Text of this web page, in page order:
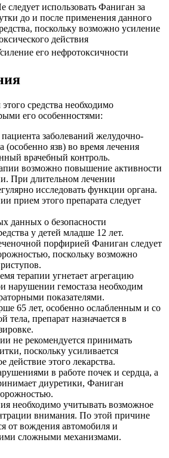
следует использовать Фаниган за
до и после применения данного
поскольку возможно усиление
действия
его нефротоксичности
средства необходимо
его особенностями:
заболеваний желудочно-
(особенно язв) во время лечения
врачебный контроль.
возможно повышение активности
При длительном лечении
исследовать функции органа.
прием этого препарата следует
данных о безопасности
у детей младше 12 лет.
порфирией Фаниган следует
поскольку возможно
терапии угнетает агрегацию
нарушении гемостаза необходим
показателями.
65 лет, особенно ослабленным и со
тела, препарат назначается в
не рекомендуется принимать
поскольку усиливается
действие этого лекарства.
в работе почек и сердца, а
диуретики, Фаниган
необходимо учитывать возможное
внимания. По этой причине
от вождения автомобиля и
сложными механизмами.